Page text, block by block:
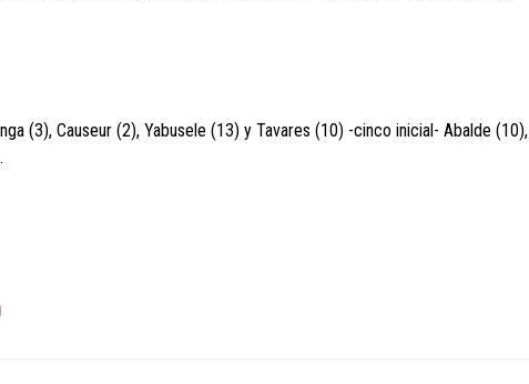
(3), Causeur (2), Yabusele (13) y Tavares (10) -cinco inicial- Abalde (10),